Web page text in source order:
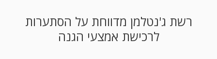
אודות החברה
רשת ג'נטלמן מדווחת על הסתערות
לרכישת אמצעי הגנה